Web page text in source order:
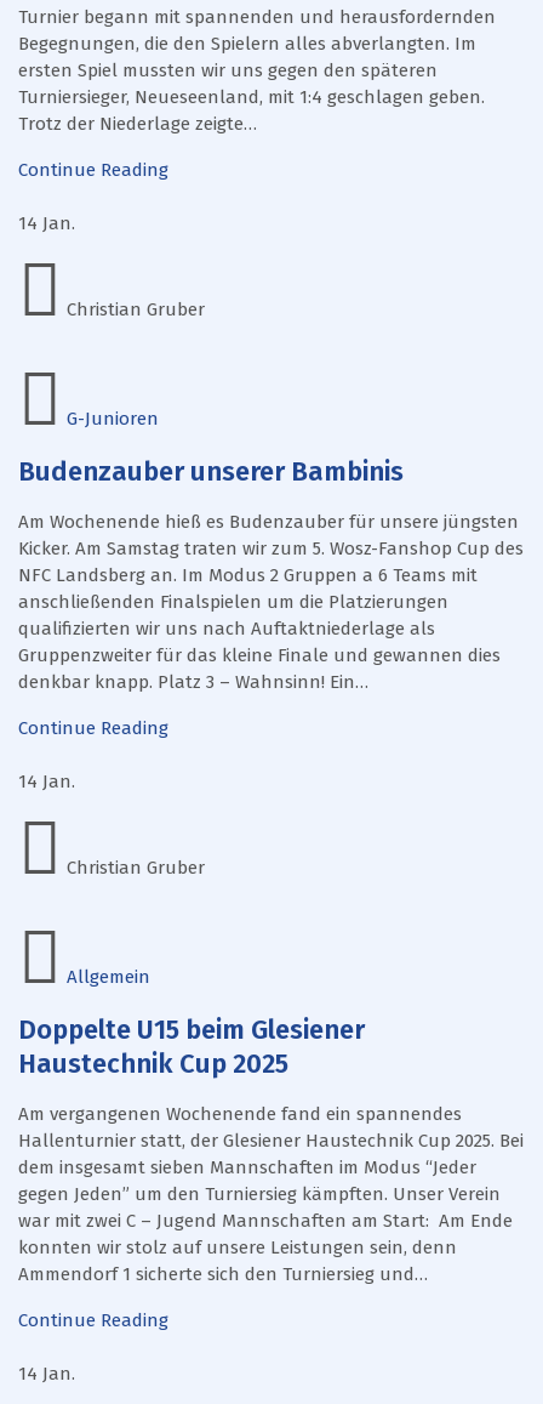
Turnier begann mit spannenden und herausfordernden
Begegnungen, die den Spielern alles abverlangten. Im
ersten Spiel mussten wir uns gegen den späteren
Turniersieger, Neueseenland, mit 1:4 geschlagen geben.
Trotz der Niederlage zeigte…
Continue Reading
14 Jan.
Christian Gruber
G-Junioren
Budenzauber unserer Bambinis
Am Wochenende hieß es Budenzauber für unsere jüngsten
Kicker. Am Samstag traten wir zum 5. Wosz-Fanshop Cup des
NFC Landsberg an. Im Modus 2 Gruppen a 6 Teams mit
anschließenden Finalspielen um die Platzierungen
qualifizierten wir uns nach Auftaktniederlage als
Gruppenzweiter für das kleine Finale und gewannen dies
denkbar knapp. Platz 3 – Wahnsinn! Ein…
Continue Reading
14 Jan.
Christian Gruber
Allgemein
Doppelte U15 beim Glesiener
Haustechnik Cup 2025
Am vergangenen Wochenende fand ein spannendes
Hallenturnier statt, der Glesiener Haustechnik Cup 2025. Bei
dem insgesamt sieben Mannschaften im Modus “Jeder
gegen Jeden” um den Turniersieg kämpften. Unser Verein
war mit zwei C – Jugend Mannschaften am Start: Am Ende
konnten wir stolz auf unsere Leistungen sein, denn
Ammendorf 1 sicherte sich den Turniersieg und…
Continue Reading
14 Jan.